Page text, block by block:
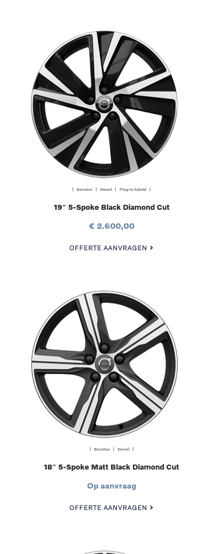
| Benzine | Diesel | Plug-in hybrid |
19″ 5-Spoke Black Diamond Cut
€ 2.600,00
OFFERTE AANVRAGEN
| Benzine | Diesel |
18″ 5-Spoke Matt Black Diamond Cut
Op aanvraag
OFFERTE AANVRAGEN